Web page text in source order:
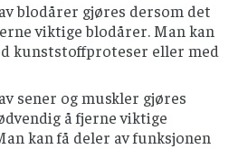
blodårer gjøres dersom det
viktige blodårer. Man kan
kunststoffproteser eller med
sener og muskler gjøres
å fjerne viktige
kan få deler av funksjonen